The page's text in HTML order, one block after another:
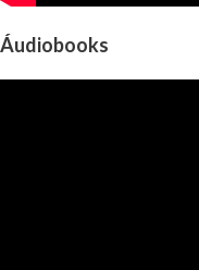
Áudiobooks